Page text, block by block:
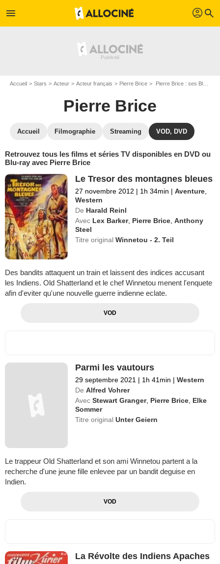
menu profil search
Accueil Stars Acteur Acteur français Pierre Brice Pierre Brice : ses Blu-Ray, DVD, VOD, SVOD
Pierre Brice
Accueil Filmographie Streaming VOD, DVD
Retrouvez tous les films et séries TV disponibles en DVD ou
Blu-ray avec Pierre Brice
Le Tresor des montagnes bleues
27 novembre 2012 | 1h 34min | Aventure
Western
De Harald Reinl
Avec Lex Barker, Pierre Brice ,Anthony
Steel
Titre originalWinnetou - 2. Teil
Des bandits attaquent un train et laissent des indices accusant
les Indiens. Old Shatterland et le chef Winnetou menent l'enquete
afin d'eviter qu'une nouvelle guerre indienne eclate.
VOD
Parmi les vautours
29 septembre 2021 | 1h 41min | Western
De Alfred Vohrer
Avec Stewart Granger, Pierre Brice Elke
Sommer
Titre originalUnter Geiern
Le trappeur Old Shatterland et son ami Winnetou partent a la
recherche d'une jeune fille enlevee par un bandit deguise en
Indien.
VOD
La Révolte des Indiens Apaches